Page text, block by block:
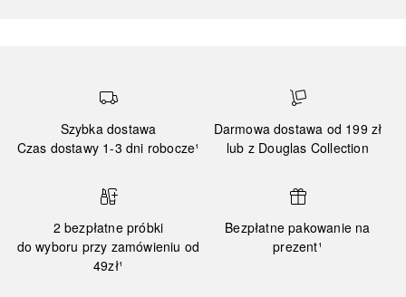
Szybka dostawa
Czas dostawy 1-3 dni robocze¹
Darmowa dostawa od 199 zł
lub z Douglas Collection
2 bezpłatne próbki
do wyboru przy zamówieniu od
49zł¹
Bezpłatne pakowanie na
prezent¹